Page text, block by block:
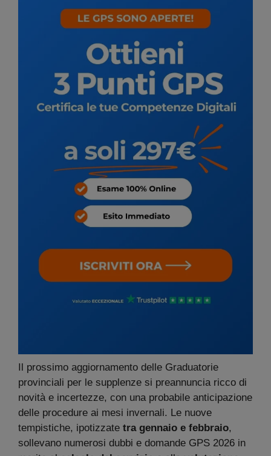
Il prossimo aggiornamento delle Graduatorie
provinciali per le supplenze si preannuncia ricco di
novità e incertezze, con una probabile anticipazione
delle procedure ai mesi invernali. Le nuove
tempistiche, ipotizzate tra gennaio e febbraio,
sollevano numerosi dubbi e domande GPS 2026 in